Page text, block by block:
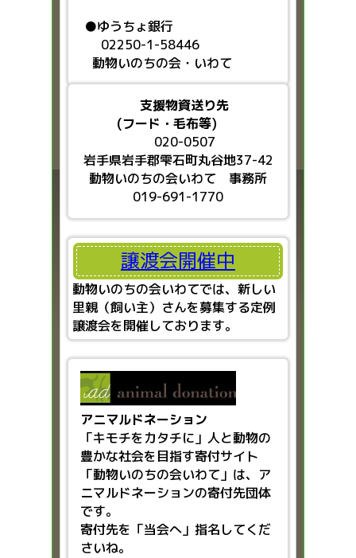
●ゆうちょ銀行
02250-1-58446
動物いのちの会・いわて
支援物資送り先
(フード・毛布等)
020-0507
岩手県岩手郡雫石町丸谷地37-42
動物いのちの会いわて 事務所
019-691-1770
譲渡会開催中
動物いのちの会いわてでは、新しい
里親（飼い主）さんを募集する定例
譲渡会を開催しております。
アニマルドネーション
「キモチをカタチに」人と動物の
豊かな社会を目指す寄付サイト
「動物いのちの会いわて」は、ア
ニマルドネーションの寄付先団体
です。
寄付先を「当会へ」指名してくだ
さいね。